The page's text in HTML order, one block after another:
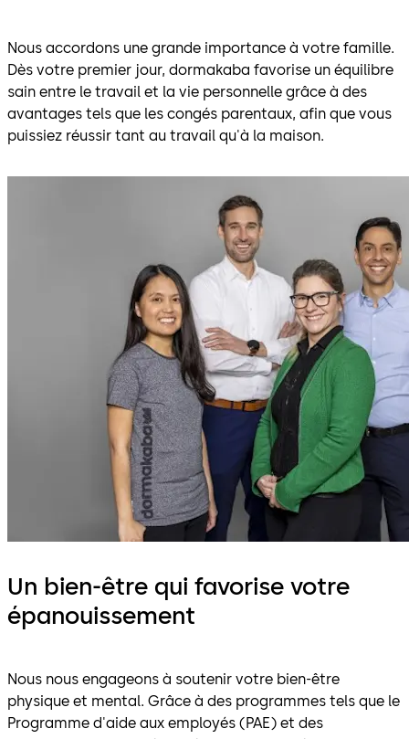
Nous accordons une grande importance à votre famille.
Dès votre premier jour, dormakaba favorise un équilibre
sain entre le travail et la vie personnelle grâce à des
avantages tels que les congés parentaux, afin que vous
puissiez réussir tant au travail qu'à la maison.
Un bien-être qui favorise votre
épanouissement
Nous nous engageons à soutenir votre bien-être
physique et mental. Grâce à des programmes tels que le
Programme d'aide aux employés (PAE) et des